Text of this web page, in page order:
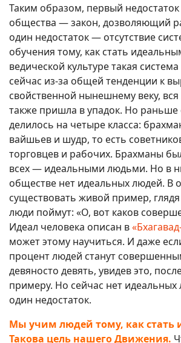
Таким образом, первый
общества — закон, дозволяющий
один недостаток — отсутствие
обучения тому, как стать
ведической культуре такая
сейчас из-за общей тенденции к
свойственной нынешнему веку, вся
также пришла в упадок. Но
делилось на четыре класса:
вайшьев и шудр, то есть
торговцев и рабочих. Брахманы
всех — идеальными людьми. Но в
обществе нет идеальных людей. В
существовать живой пример,
люди поймут: «О, вот каков
Идеал человека описан в
может этому научиться. И даже
процент людей станут
девяносто девять, увидев это,
примеру. Но сейчас нет
один недостаток.
Мы учим людей тому, как стать
Такова цель нашего Движения.